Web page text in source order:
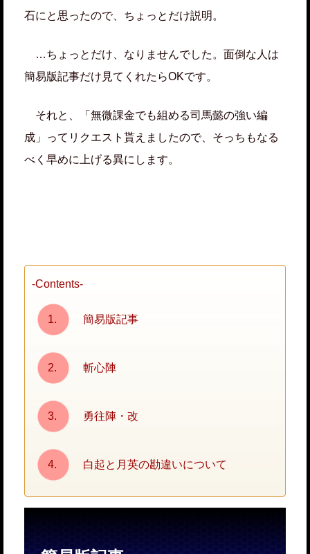
石にと思ったので、ちょっとだけ説明。
…ちょっとだけ、なりませんでした。面倒な人は
簡易版記事だけ見てくれたらOKです。
それと、「無微課金でも組める司馬懿の強い編
成」ってリクエスト貰えましたので、そっちもなる
べく早めに上げる異にします。
-Contents-
簡易版記事
斬心陣
勇往陣・改
白起と月英の勘違いについて